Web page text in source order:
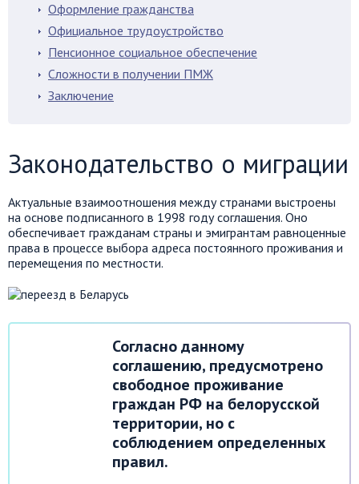
Оформление гражданства
Официальное трудоустройство
Пенсионное социальное обеспечение
Сложности в получении ПМЖ
Заключение
Законодательство о миграции
Актуальные взаимоотношения между странами выстроены
на основе подписанного в 1998 году соглашения. Оно
обеспечивает гражданам страны и эмигрантам равноценные
права в процессе выбора адреса постоянного проживания и
перемещения по местности.
Согласно данному
соглашению, предусмотрено
свободное проживание
граждан РФ на белорусской
территории, но с
соблюдением определенных
правил.